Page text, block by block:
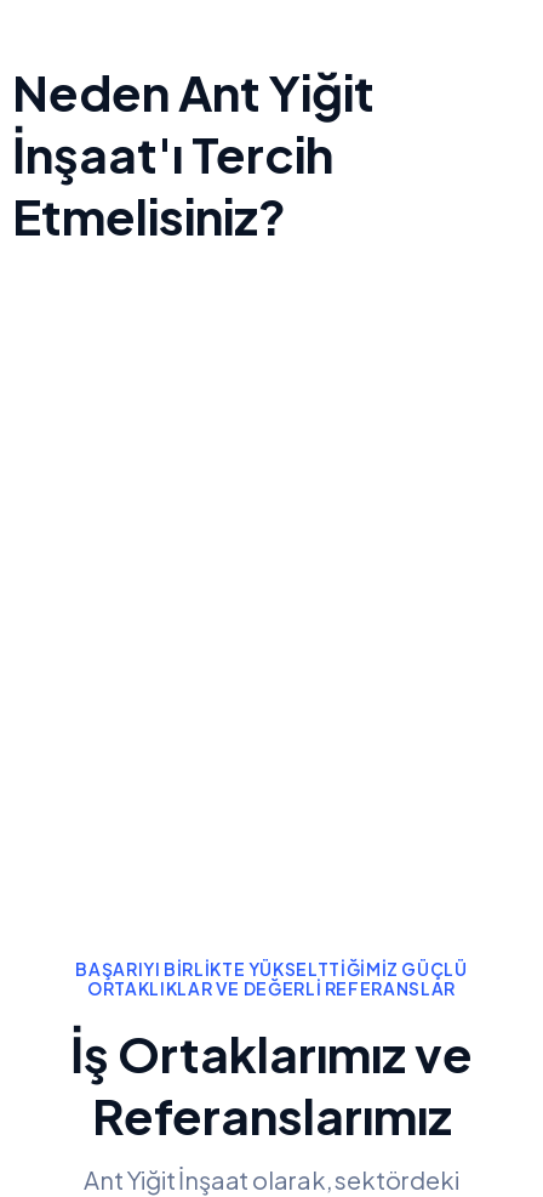
Neden Ant Yiğit
İnşaat'ı Tercih
Etmelisiniz?
BAŞARIYI BIRLIKTE YÜKSELTTIĞIMIZ GÜÇLÜ
ORTAKLIKLAR VE DEĞERLI REFERANSLAR
İş Ortaklarımız ve
Referanslarımız
Ant Yiğit İnşaat olarak, sektördeki